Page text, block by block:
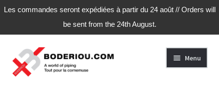
Les commandes seront expédiées à partir du 24 août // Orders will
be sent from the 24th August.
Aller
à
la
Aller
au
contenu
Menu